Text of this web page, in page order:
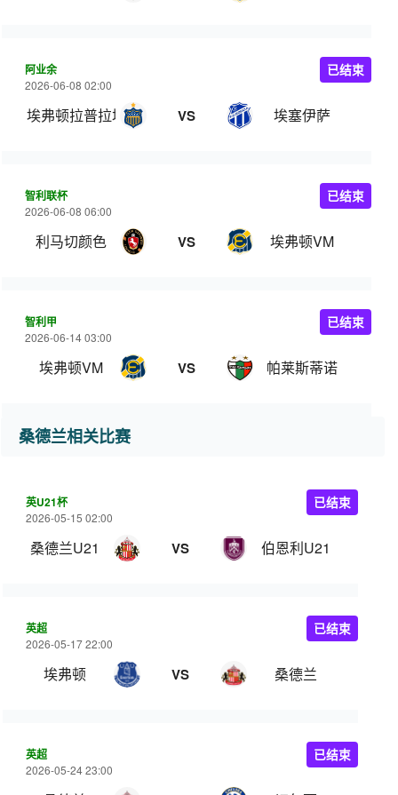
阿业余
2026-06-08 02:00
埃弗顿拉普拉塔 VS 埃塞伊萨
已结束
智利联杯
2026-06-08 06:00
利马切颜色 VS 埃弗顿VM
已结束
智利甲
2026-06-14 03:00
埃弗顿VM VS 帕莱斯蒂诺
已结束
桑德兰相关比赛
英U21杯
2026-05-15 02:00
桑德兰U21 VS 伯恩利U21
已结束
英超
2026-05-17 22:00
埃弗顿 VS 桑德兰
已结束
英超
2026-05-24 23:00
已结束